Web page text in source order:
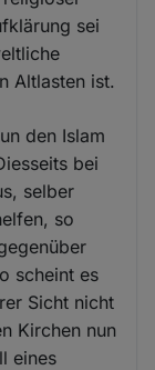
sei
Altlasten ist.
den Islam
bei
selber
so
scheint es
Sicht nicht
Kirchen nun
eines